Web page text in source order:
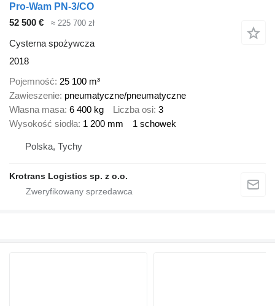
Pro-Wam PN-3/CO
52 500 €
≈ 225 700 zł
Cysterna spożywcza
2018
Pojemność 25 100 m³
Zawieszenie pneumatyczne/pneumatyczne
Własna masa 6 400 kg Liczba osi 3
Wysokość siodła 1 200 mm 1 schowek
Polska, Tychy
Krotrans Logistics sp. z o.o.